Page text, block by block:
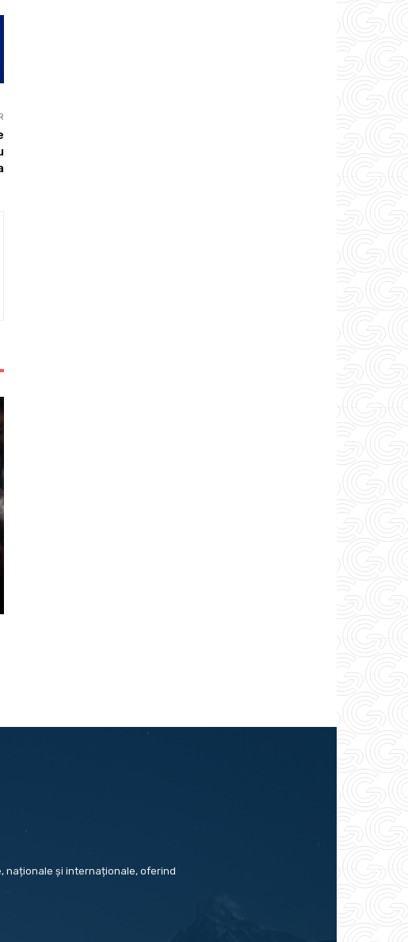
naționale și internaționale, oferind